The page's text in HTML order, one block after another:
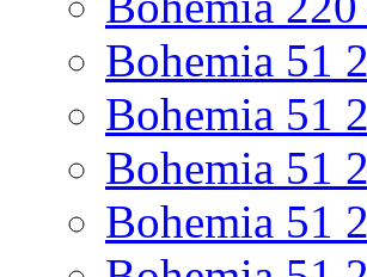
Bohemia 51
Bohemia 51
Bohemia 51
Bohemia 51